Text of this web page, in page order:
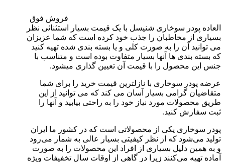
فروش فوق
العاده پودر سوخاری شنیسل با یک قیمت بسیار استثنائی نظر
بسیاری از مخاطبان را جذب خود کرده است که شما عزیزان
می توانید آن را به صورت کلی و یا بسته بندی شده تهیه کنید
که بسته بندی ها آنها بسیار متفاوت بوده است و متناسب با
جنس این محصول را با قیمت آن تعیین گذاری میشود.
عرضه پودر سوخاری با نازلترین قیمت خرید را برای شما
متقاضیان گرامی بسیار آسان می کند که می توانید از این
طریق محصولات مورد نیاز خود را به راحتی بیابید و آنها را
ثبت سفارش کنید.
پودر سوخاری یکی از محصولاتی است که در کشور ما ایران
تولید می‌شود که از نظر کیفیتی بسیار عالی به شمار می‌رود
و به همین دلیل بسیاری از افراد این محصولات را به صورت
آماده تهیه می‌کنند زیرا در گاهی از اوقات سال تخفیفات ویژه